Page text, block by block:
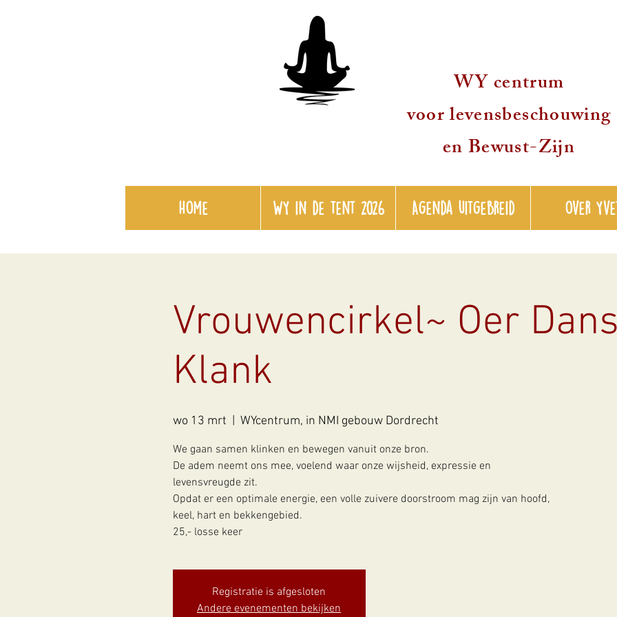
WY centrum
voor levensbeschouwing
en Bewust-Zijn
Home WY in de tent 2026 Agenda uitgebreid over
Vrouwencirkel~ Oer
Klank
wo 13 mrt WYcentrum, in NMI gebouw Dordrecht
We gaan samen klinken en bewegen vanuit onze bron.
De adem neemt ons mee, voelend waar onze wijsheid, expressie en
levensvreugde zit.
Opdat er een optimale energie, een volle zuivere doorstroom mag zijn van hoofd,
keel, hart en bekkengebied.
25,- losse keer
Registratie is afgesloten
Andere evenementen bekijken